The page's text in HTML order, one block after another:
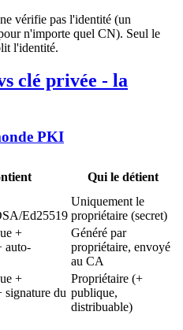
vérifie pas l'identité (un
n'importe quel CN). Seul le
l'identité.
clé privée - la
PKI
Qui le détient
Ed25519
Uniquement le
propriétaire (secret)
+
auto-
Généré par
propriétaire, envoyé
au CA
+
signature du
Propriétaire (+
publique,
distribuable)